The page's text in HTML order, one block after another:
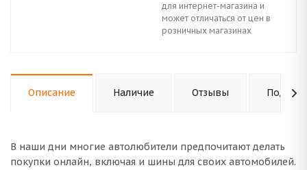
для интернет-магазина и
может отличаться от цен в
розничных магазинах
Описание Наличие Отзывы
В наши дни многие автолюбители предпочитают делать
покупки онлайн, включая и шины для своих автомобилей.